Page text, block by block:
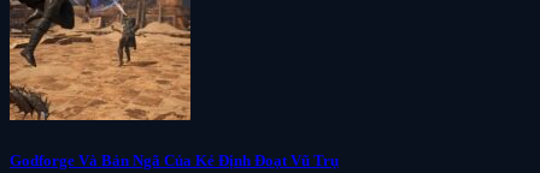
Godforge Và Bản Ngã Của Kẻ Định Đoạt Vũ Trụ